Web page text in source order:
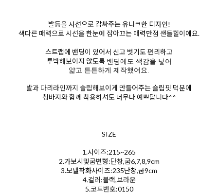
발등을 사선으로 감싸주는 유니크한 디자인!
색다른 매력으로 시선을 한눈에 잡아끄는 매력만점 샌들힐이에요.
스트랩에 밴딩이 있어서 신고 벗기도 편리하고
투박해보이지 않도록 밴딩에도 색감을 넣어
얇고 튼튼하게 제작했어요.
발과 다리라인까지 슬림해보이게 만들어주는 슬림핏 덕분에
청바지와 함께 착용하셔도 너무나 예쁘답니다^^
SIZE
1.사이즈:215~265
2.가보시및굽변형:단창,굽6,7,8,9cm
3.모델착화사이즈:235단창,굽9cm
4.컬러:블랙,브라운
5.코드번호:0150